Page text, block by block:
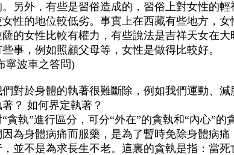
另外，有些是習俗造成的，習俗上對女性的輕
性的地位較低劣。事實上在西藏有些地方，女
的女性比較有權力，有些說法是吉祥天女在大
事，例如照顧父母等，女性是做得比較好。
寧波車之答問)
對於身體的執著很難斷除，例如我們運動、減
？ 如何界定執著？
貪執”進行區分，可分“外在”的貪執和“內心”的
為身體病痛而服藥，是為了暫時免除身體病痛
並不是為求長生不老。這裏的貪執是指：當死